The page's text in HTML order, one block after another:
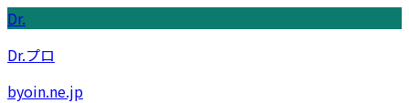
Dr.
Dr.プロ
byoin.ne.jp